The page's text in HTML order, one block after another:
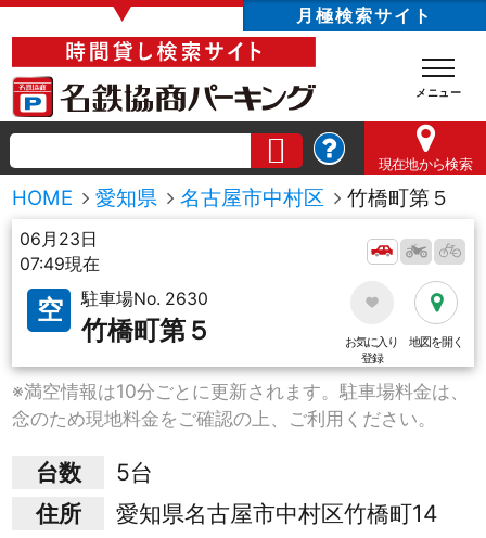
▼ 月極検索サイト
現在地から検索
HOME 愛知県 名古屋市中村区 竹橋町第５
06月23日
07:49現在
空 駐車場No. 2630
竹橋町第５
お気に入り
登録
地図を開く
※満空情報は10分ごとに更新されます。駐車場料金は、
念のため現地料金をご確認の上、ご利用ください。
台数
5台
住所
愛知県名古屋市中村区竹橋町14